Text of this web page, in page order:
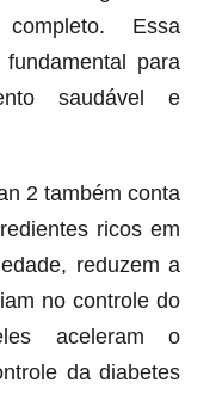
Essa
para
saudável e
2 também conta
ricos em
reduzem a
no controle do
aceleram o
da diabetes